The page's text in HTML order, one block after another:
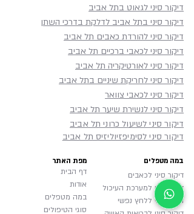
דיקור סיני לגאוט בתל אביב
דיקור סיני בתל אביב לדלקת בדרכי השתן
דיקור סיני להורדת כאבים תל אביב
דיקור סיני לכאבי ברכיים תל אביב
דיקור סיני לאורטיקריה תל אביב
דיקור סיני לחריקת שיניים בתל אביב
דיקור סיני לכאבי צוואר
דיקור סיני לנשירת שיער תל אביב
דיקור סיני לשיעול כרוני תל אביב
דיקור סיני לסימיפזיוליזיס תל אביב
מפת האתר
דף הבית
אודות
במה מטפלים
סוגי הטיפולים
במה מטפלים
דיקור סיני לכאבים
דיקור סיני למערכת העיכול
דיקור סיני ללחץ נפשי